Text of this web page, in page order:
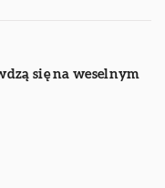
się na weselnym